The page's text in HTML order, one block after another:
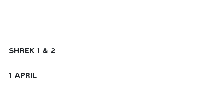
SHREK 1 & 2
1 APRIL